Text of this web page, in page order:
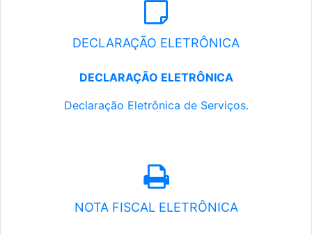
DECLARAÇÃO ELETRÔNICA
DECLARAÇÃO ELETRÔNICA
Declaração Eletrônica de Serviços.
NOTA FISCAL ELETRÔNICA